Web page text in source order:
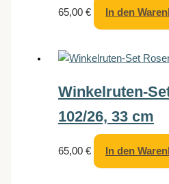
65,00€ In den
Winkelruten-
102/26, 33 cm
65,00€ In den